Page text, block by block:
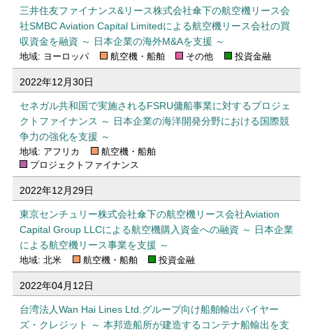
三井住友ファイナンス&リース株式会社傘下の航空機リース会
社SMBC Aviation Capital Limitedによる航空機リース会社の買
収資金を融資 ～ 日本企業の海外M&Aを支援 ～
地域: ヨーロッパ 航空機・船舶 その他 投資金融
2022年12月30日
セネガル共和国で実施されるFSRU傭船事業に対するプロジェ
クトファイナンス ～ 日本企業の海洋開発分野における国際競
争力の強化を支援 ～
地域: アフリカ
航空機・船舶
プロジェクトファイナンス
2022年12月29日
東京センチュリー株式会社傘下の航空機リース会社Aviation
Capital Group LLCによる航空機購入資金への融資 ～ 日本企業
による航空機リース事業を支援 ～
地域: 北米 航空機・船舶 投資金融
2022年04月12日
台湾法人Wan Hai Lines Ltd.グループ向け船舶輸出バイヤー
ズ・クレジット ～ 本邦造船所が建造するコンテナ船輸出を支